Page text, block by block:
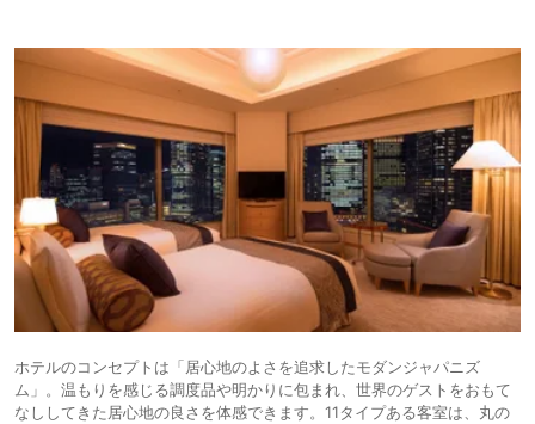
ホテルのコンセプトは「居心地のよさを追求したモダンジャパニズ
ム」。温もりを感じる調度品や明かりに包まれ、世界のゲストをおもて
なししてきた居心地の良さを体感できます。11タイプある客室は、丸の